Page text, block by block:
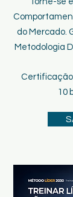
do Mercado.
Metodologia
Certificação
10